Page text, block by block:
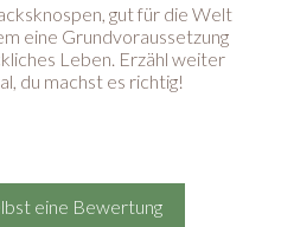
gut für die Welt
eine Grundvoraussetzung
Leben. Erzähl weiter
du machst es richtig!
eine Bewertung